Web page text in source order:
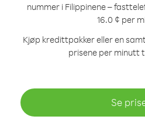
nummer i Filippinene –
16.0 ¢ per
Kjøp kredittpakker eller en
prisene per minutt
Se